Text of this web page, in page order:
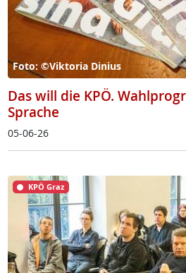
Foto: ©Viktoria Dinius
Das will die KPÖ.
Sprache
05-06-26
KPÖ Graz